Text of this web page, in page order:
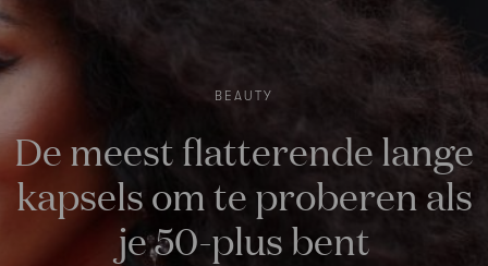
BEAUTY
De meest flatterende lange
kapsels om te proberen als
je 50-plus bent